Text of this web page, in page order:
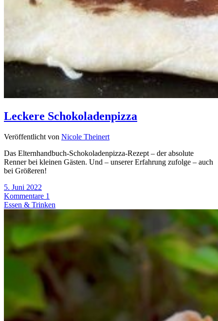
Leckere Schokoladenpizza
Veröffentlicht von Nicole Theinert
Das Elternhandbuch-Schokoladenpizza-Rezept – der absolute
Renner bei kleinen Gästen. Und – unserer Erfahrung zufolge – auch
bei Größeren!
5. Juni 2022
Kommentare 1
Essen & Trinken